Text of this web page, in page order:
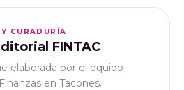
CURADURÍA
FINTAC
elaborada por el equipo
en Tacones.